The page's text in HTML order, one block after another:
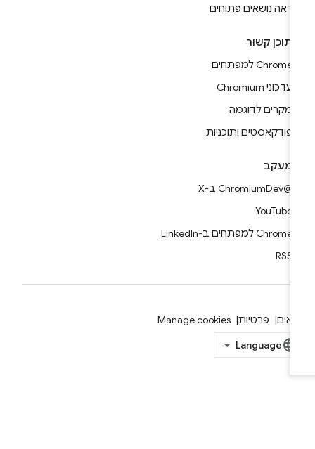
ראה נושאים פתוחים
תוכן קשור
Chrome למפתחים
עדכוני Chromium
מקרים לדוגמה
פודקאסטים ותוכניות
מעקב
YouTube
Chrome למפתחים ב-LinkedIn
פרטיות Manage cookies